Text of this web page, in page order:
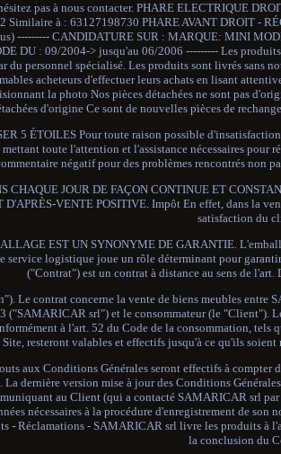
pas à nous contacter. PHARE ELECTRIQUE
Similaire à : 63127198730 PHARE AVANT DROIT -
--------- CANDIDATURE SUR : MARQUE: MINI
DU : 09/2004-> jusqu'au 06/2006 --------- Les
du personnel spécialisé. Les produits sont livrés sans
acheteurs d'effectuer leurs achats en lisant
la photo Nos pièces détachées ne sont pas
d'origine Ce sont de nouvelles pièces de
5 ÉTOILES Pour toute raison possible
toute l'attention et l'assistance nécessaires pour
négatif pour des problèmes rencontrés non
CHAQUE JOUR DE FAÇON CONTINUE ET
D'APRÈS-VENTE POSITIVE. Impôt En effet, dans la
satisfaction du
EST UN SYNONYME DE GARANTIE.
service logistique joue un rôle déterminant pour
("Contrat") est un contrat à distance au sens de
Le contrat concerne la vente de biens meubles
("SAMARICAR srl") et le consommateur (le "Client").
à l'art. 52 du Code de la consommation,
Site, resteront valables et effectifs jusqu'à ce qu'ils
aux Conditions Générales seront effectifs à
La dernière version mise à jour des Conditions
au Client (qui a contacté SAMARICAR srl
nécessaires à la procédure d'enregistrement de
- Réclamations - SAMARICAR srl livre les produits à
la conclusion du